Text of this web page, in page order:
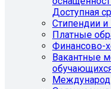
Доступная
Стипендии
Платные
Финансово-
Вакантные